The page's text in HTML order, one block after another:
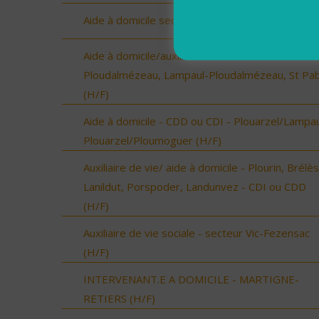
Aide à domicile secteur de Pays d'Yvois (H/F)
Aide à domicile/auxilliaire de vie - CDD OU CDI -
Ploudalmézeau, Lampaul-Ploudalmézeau, St
(H/F)
Aide à domicile - CDD ou CDI - Plouarzel/
Plouarzel/Ploumoguer (H/F)
Auxiliaire de vie/ aide à domicile - Plourin,
Lanildut, Porspoder, Landunvez - CDI ou CDD
(H/F)
Auxiliaire de vie sociale - secteur Vic-Fezensac
(H/F)
INTERVENANT.E A DOMICILE - MARTIGNE-
RETIERS (H/F)